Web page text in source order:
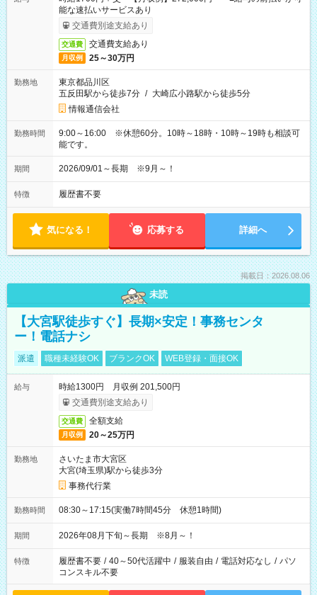
能な速払いサービスあり
交通費別途支給あり
交通費 交通費支給あり
月収例 25～30万円
勤務地
東京都品川区
五反田駅から徒歩7分 / 大崎広小路駅から徒歩5分
情報通信会社
勤務時間
9:00～16:00 ※休憩60分。10時～18時・10時～19時も相談可
能です。
期間 2026/09/01～長期 ※9月～！
特徴 履歴書不要
気になる！ 応募する 詳細へ
掲載日：2026.08.06
未読
【大宮駅徒歩すぐ】長期×安定！事務センタ
ー！電話ナシ
派遣 職種未経験OK ブランクOK WEB登録・面接OK
給与
時給1300円 月収例 201,500円
交通費別途支給あり
交通費 全額支給
月収例 20～25万円
勤務地
さいたま市大宮区
大宮(埼玉県)駅から徒歩3分
事務代行業
勤務時間 08:30～17:15(実働7時間45分 休憩1時間)
期間 2026年08月下旬～長期 ※8月～！
特徴 履歴書不要 / 40～50代活躍中 / 服装自由 / 電話対応なし / パソ
コンスキル不要